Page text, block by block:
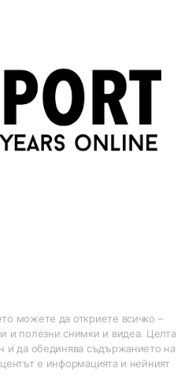
можете да откриете всичко –
и полезни снимки и видеа. Целта
и да обединява съдържанието на
е информацията и нейният